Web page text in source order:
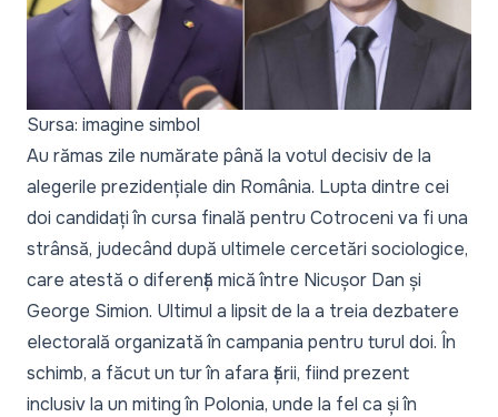
Sursa: imagine simbol
Au rămas zile numărate până la votul decisiv de la
alegerile prezidențiale din România. Lupta dintre cei
doi candidați în cursa finală pentru Cotroceni va fi una
strânsă, judecând după ultimele cercetări sociologice,
care atestă o diferență mică între Nicușor Dan și
George Simion. Ultimul a lipsit de la a treia dezbatere
electorală organizată în campania pentru turul doi. În
schimb, a făcut un tur în afara țării, fiind prezent
inclusiv la un miting în Polonia, unde la fel ca și în